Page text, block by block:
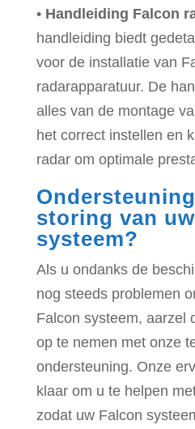
• Handleiding Falcon
handleiding biedt
voor de installatie van
radarapparatuur. De
alles van de montage
het correct instellen en
radar om optimale
storing van
systeem?
Als u ondanks de
nog steeds problemen
Falcon systeem, aarzel
op te nemen met onze
ondersteuning. Onze
klaar om u te helpen
zodat uw Falcon